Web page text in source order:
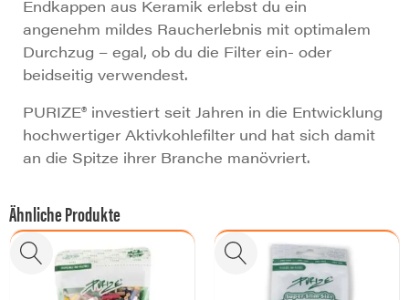
Endkappen aus Keramik erlebst du ein
angenehm mildes Raucherlebnis mit optimalem
Durchzug – egal, ob du die Filter ein- oder
beidseitig verwendest.
PURIZE® investiert seit Jahren in die Entwicklung
hochwertiger Aktivkohlefilter und hat sich damit
an die Spitze ihrer Branche manövriert.
Ähnliche Produkte